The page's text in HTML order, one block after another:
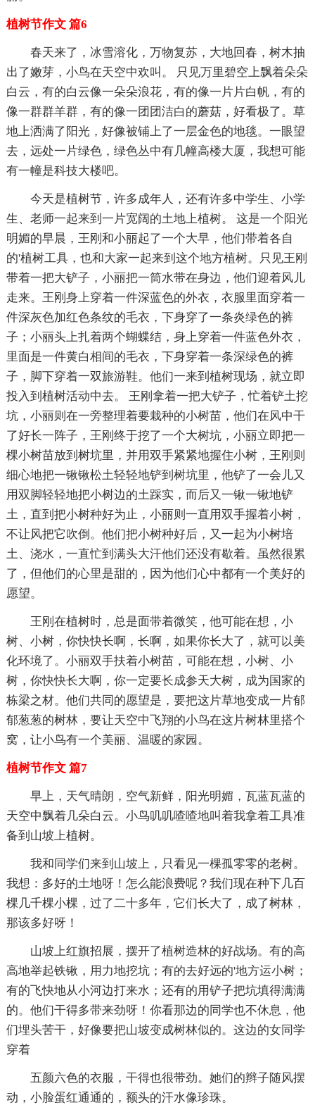
植树节作文 篇6
春天来了，冰雪溶化，万物复苏，大地回春，树木抽
出了嫩芽，小鸟在天空中欢叫。 只见万里碧空上飘着朵朵
白云，有的白云像一朵朵浪花，有的像一片片白帆，有的
像一群群羊群，有的像一团团洁白的蘑菇，好看极了。草
地上洒满了阳光，好像被铺上了一层金色的地毯。一眼望
去，远处一片绿色，绿色丛中有几幢高楼大厦，我想可能
有一幢是科技大楼吧。
今天是植树节，许多成年人，还有许多中学生、小学
生、老师一起来到一片宽阔的土地上植树。 这是一个阳光
明媚的早晨，王刚和小丽起了一个大早，他们带着各自
的'植树工具，也和大家一起来到这个地方植树。只见王刚
带着一把大铲子，小丽把一筒水带在身边，他们迎着风儿
走来。王刚身上穿着一件深蓝色的外衣，衣服里面穿着一
件深灰色加红色条纹的毛衣，下身穿了一条炎绿色的裤
子；小丽头上扎着两个蝴蝶结，身上穿着一件蓝色外衣，
里面是一件黄白相间的毛衣，下身穿着一条深绿色的裤
子，脚下穿着一双旅游鞋。他们一来到植树现场，就立即
投入到植树活动中去。 王刚拿着一把大铲子，忙着铲土挖
坑，小丽则在一旁整理着要栽种的小树苗，他们在风中干
了好长一阵子，王刚终于挖了一个大树坑，小丽立即把一
棵小树苗放到树坑里，并用双手紧紧地握住小树，王刚则
细心地把一锹锹松土轻轻地铲到树坑里，他铲了一会儿又
用双脚轻轻地把小树边的土踩实，而后又一锹一锹地铲
土，直到把小树种好为止，小丽则一直用双手握着小树，
不让风把它吹倒。他们把小树种好后，又一起为小树培
土、浇水，一直忙到满头大汗他们还没有歇着。虽然很累
了，但他们的心里是甜的，因为他们心中都有一个美好的
愿望。
王刚在植树时，总是面带着微笑，他可能在想，小
树、小树，你快快长啊，长啊，如果你长大了，就可以美
化环境了。小丽双手扶着小树苗，可能在想，小树、小
树，你快快长大啊，你一定要长成参天大树，成为国家的
栋梁之材。他们共同的愿望是，要把这片草地变成一片郁
郁葱葱的树林，要让天空中飞翔的小鸟在这片树林里搭个
窝，让小鸟有一个美丽、温暖的家园。
植树节作文 篇7
早上，天气晴朗，空气新鲜，阳光明媚，瓦蓝瓦蓝的
天空中飘着几朵白云。小鸟叽叽喳喳地叫着我拿着工具准
备到山坡上植树。
我和同学们来到山坡上，只看见一棵孤零零的老树。
我想：多好的土地呀！怎么能浪费呢？我们现在种下几百
棵几千棵小棵，过了二十多年，它们长大了，成了树林，
那该多好呀！
山坡上红旗招展，摆开了植树造林的好战场。有的高
高地举起铁锹，用力地挖坑；有的去好远的'地方运小树；
有的飞快地从小河边打来水；还有的用铲子把坑填得满满
的。他们干得多带来劲呀！你看那边的同学也不休息，他
们埋头苦干，好像要把山坡变成树林似的。这边的女同学
穿着
五颜六色的衣服，干得也很带劲。她们的辫子随风摆
动，小脸蛋红通通的，额头的汗水像珍珠。